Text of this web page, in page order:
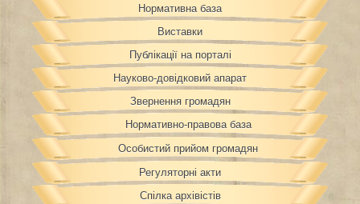
Нормативна база
Виставки
Публікації на порталі
Науково-довідковий апарат
Звернення громадян
Нормативно-правова база
Особистий прийом громадян
Регуляторні акти
Спілка архівістів